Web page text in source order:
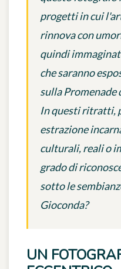
progetti in cui
rinnova con
quindi
che saranno
sulla Promenade
In questi ritratti,
estrazione
culturali, reali o
grado di
sotto le
Gioconda?
UN